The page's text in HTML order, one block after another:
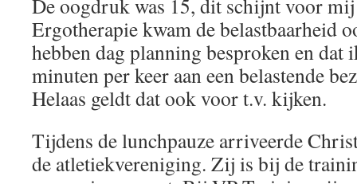
De oogdruk was 15, dit schijnt voor
Ergotherapie kwam de belastbaarheid
hebben dag planning besproken en dat
minuten per keer aan een belastende
Helaas geldt dat ook voor t.v. kijken.
Tijdens de lunchpauze arriveerde
de atletiekvereniging. Zij is bij de